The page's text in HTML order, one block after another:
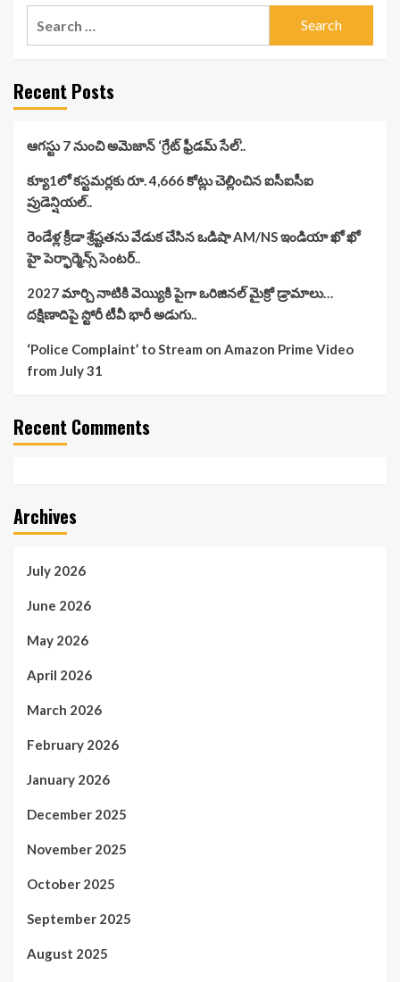
Recent Posts
ఆగస్టు 7 నుంచి అమెజాన్ ‘గ్రేట్ ఫ్రీడమ్ సేల్’..
క్యూ1లో కస్టమర్లకు రూ. 4,666 కోట్లు చెల్లించిన ఐసీఐసీఐ
ప్రుడెన్షియల్..
రెండేళ్ల క్రీడా శ్రేష్టతను వేడుక చేసిన ఒడిషా AM/NS ఇండియా ఖో ఖో
హై పెర్ఫార్మెన్స్ సెంటర్..
2027 మార్చి నాటికి వెయ్యికి పైగా ఒరిజినల్ మైక్రో డ్రామాలు…
దక్షిణాదిపై స్టోరీ టీవీ భారీ అడుగు..
‘Police Complaint’ to Stream on Amazon Prime Video
from July 31
Recent Comments
Archives
July 2026
June 2026
May 2026
April 2026
March 2026
February 2026
January 2026
December 2025
November 2025
October 2025
September 2025
August 2025